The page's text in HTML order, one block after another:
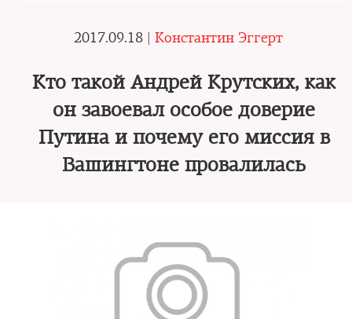
2017.09.18 | Константин Эггерт
Кто такой Андрей Крутских, как
он завоевал особое доверие
Путина и почему его миссия в
Вашингтоне провалилась